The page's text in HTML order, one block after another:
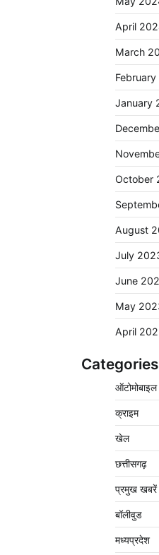
April
March
January
October
August
July
June
May
April
Categories
ऑटोमोबाइल
क्राइम
खेल
छत्तीसगढ़
प्रमुख खबरें
बॉलीवुड
मध्यप्रदेश